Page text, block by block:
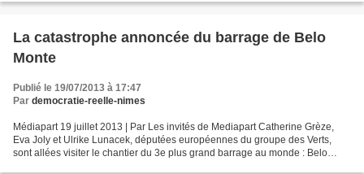
La catastrophe annoncée du barrage de Belo
Monte
Publié le 19/07/2013 à 17:47
Par democratie-reelle-nimes
Médiapart 19 juillet 2013 | Par Les invités de Mediapart Catherine Grèze,
Eva Joly et Ulrike Lunacek, députées européennes du groupe des Verts,
sont allées visiter le chantier du 3e plus grand barrage au monde : Belo